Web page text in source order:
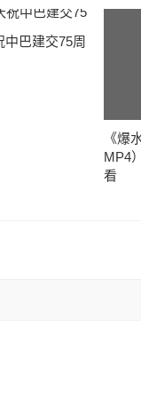
中巴建交75周
《爆
MP4
看